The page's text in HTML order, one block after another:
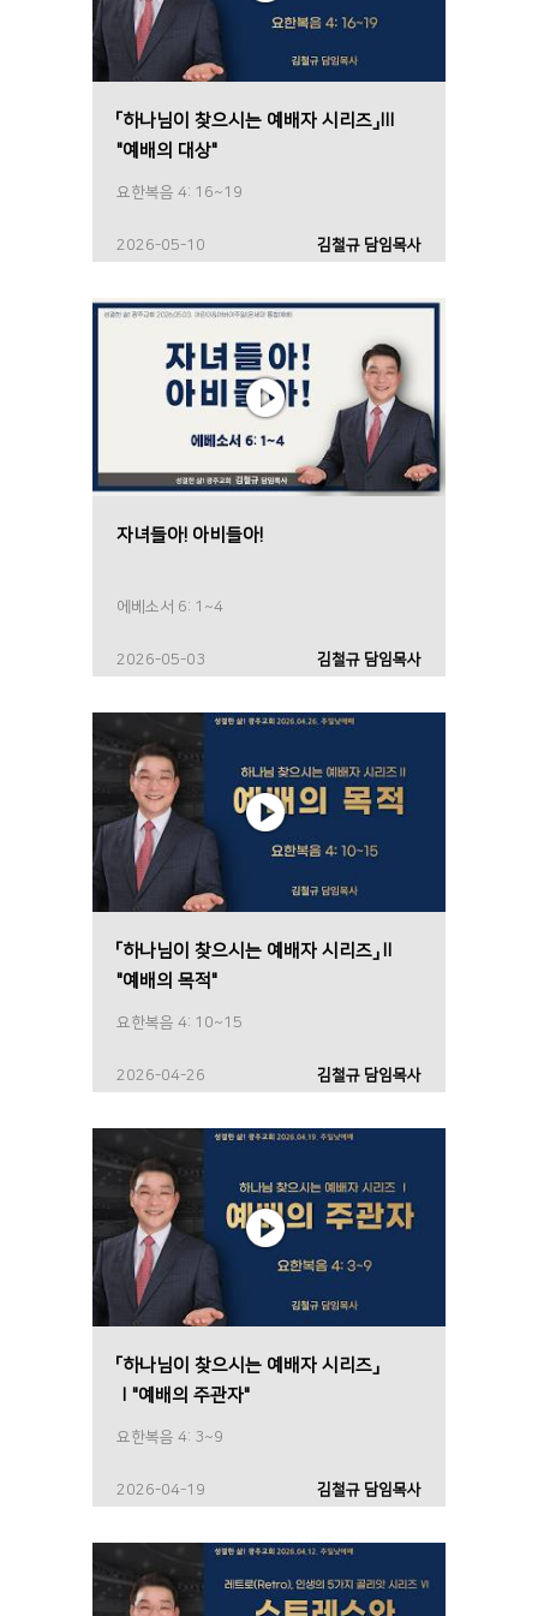
「하나님이 찾으시는 예배자 시리즈」Ⅲ
"예배의 대상"
요한복음 4: 16~19
2026-05-10 김철규 담임목사
자녀들아! 아비들아!
에베소서 6: 1~4
2026-05-03 김철규 담임목사
「하나님이 찾으시는 예배자 시리즈」Ⅱ
"예배의 목적"
요한복음 4: 10~15
2026-04-26 김철규 담임목사
「하나님이 찾으시는 예배자 시리즈」
Ⅰ"예배의 주관자"
요한복음 4: 3~9
2026-04-19 김철규 담임목사